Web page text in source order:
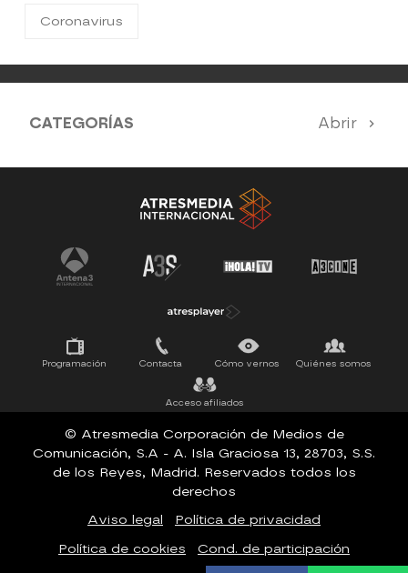
Coronavirus
CATEGORÍAS Abrir
Antena 3 Noticias El Hormiguero
Tu cara me suena Pasapalabra
Programación Contacta Cómo vernos Quiénes somos
Acceso afiliados
© Atresmedia Corporación de Medios de
Comunicación, S.A - A. Isla Graciosa 13, 28703, S.S.
de los Reyes, Madrid. Reservados todos los
derechos
Aviso legal
Política de privacidad
Política de cookies
Cond. de participación